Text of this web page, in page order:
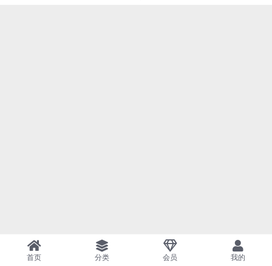
首页 分类 会员 我的